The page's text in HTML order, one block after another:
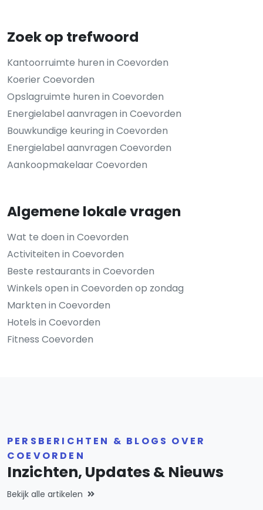
Zoek op trefwoord
Kantoorruimte huren in Coevorden
Koerier Coevorden
Opslagruimte huren in Coevorden
Energielabel aanvragen in Coevorden
Bouwkundige keuring in Coevorden
Energielabel aanvragen Coevorden
Aankoopmakelaar Coevorden
Algemene lokale vragen
Wat te doen in Coevorden
Activiteiten in Coevorden
Beste restaurants in Coevorden
Winkels open in Coevorden op zondag
Markten in Coevorden
Hotels in Coevorden
Fitness Coevorden
PERSBERICHTEN & BLOGS OVER
COEVORDEN
Inzichten, Updates & Nieuws
Bekijk alle artikelen